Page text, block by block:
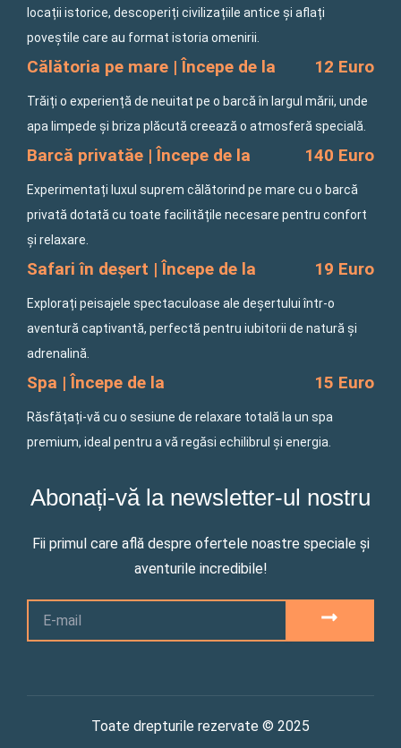
locații istorice, descoperiți civilizațiile antice și aflați
poveștile care au format istoria omenirii.
Călătoria pe mare | Începe de la 12 Euro
Trăiți o experiență de neuitat pe o barcă în largul mării, unde
apa limpede și briza plăcută creează o atmosferă specială.
Barcă privatăe | Începe de la 140 Euro
Experimentați luxul suprem călătorind pe mare cu o barcă
privată dotată cu toate facilitățile necesare pentru confort
și relaxare.
Safari în deșert | Începe de la 19 Euro
Explorați peisajele spectaculoase ale deșertului într-o
aventură captivantă, perfectă pentru iubitorii de natură și
adrenalină.
Spa | Începe de la 15 Euro
Răsfățați-vă cu o sesiune de relaxare totală la un spa
premium, ideal pentru a vă regăsi echilibrul și energia.
Abonați-vă la newsletter-ul nostru
Fii primul care află despre ofertele noastre speciale și
aventurile incredibile!
SUBMIT
Toate drepturile rezervate © 2025